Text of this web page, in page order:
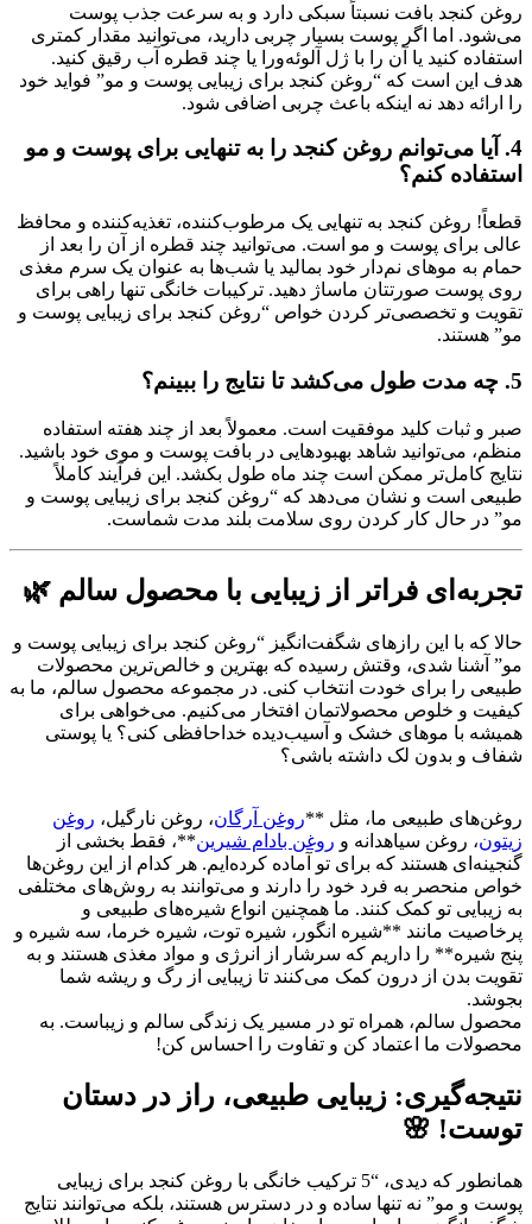
روغن کنجد بافت نسبتاً سبکی دارد و به سرعت جذب پوست
می‌شود. اما اگر پوست بسیار چربی دارید، می‌توانید مقدار کمتری
استفاده کنید یا آن را با ژل آلوئه‌ورا یا چند قطره آب رقیق کنید.
هدف این است که “روغن کنجد برای زیبایی پوست و مو” فواید خود
را ارائه دهد نه اینکه باعث چربی اضافی شود.
4. آیا می‌توانم روغن کنجد را به تنهایی برای پوست و مو
استفاده کنم؟
قطعاً! روغن کنجد به تنهایی یک مرطوب‌کننده، تغذیه‌کننده و محافظ
عالی برای پوست و مو است. می‌توانید چند قطره از آن را بعد از
حمام به موهای نم‌دار خود بمالید یا شب‌ها به عنوان یک سرم مغذی
روی پوست صورتتان ماساژ دهید. ترکیبات خانگی تنها راهی برای
تقویت و تخصصی‌تر کردن خواص “روغن کنجد برای زیبایی پوست و
مو” هستند.
5. چه مدت طول می‌کشد تا نتایج را ببینم؟
صبر و ثبات کلید موفقیت است. معمولاً بعد از چند هفته استفاده
منظم، می‌توانید شاهد بهبودهایی در بافت پوست و موی خود باشید.
نتایج کامل‌تر ممکن است چند ماه طول بکشد. این فرآیند کاملاً
طبیعی است و نشان می‌دهد که “روغن کنجد برای زیبایی پوست و
مو” در حال کار کردن روی سلامت بلند مدت شماست.
تجربه‌ای فراتر از زیبایی با محصول سالم 🌿
حالا که با این رازهای شگفت‌انگیز “روغن کنجد برای زیبایی پوست و
مو” آشنا شدی، وقتش رسیده که بهترین و خالص‌ترین محصولات
طبیعی را برای خودت انتخاب کنی. در مجموعه محصول سالم، ما به
کیفیت و خلوص محصولاتمان افتخار می‌کنیم. می‌خواهی برای
همیشه با موهای خشک و آسیب‌دیده خداحافظی کنی؟ یا پوستی
شفاف و بدون لک داشته باشی؟
روغن‌های طبیعی ما، مثل **روغن آرگان، روغن نارگیل، روغن
زیتون، روغن سیاهدانه و روغن بادام شیرین**، فقط بخشی از
گنجینه‌ای هستند که برای تو آماده کرده‌ایم. هر کدام از این روغن‌ها
خواص منحصر به فرد خود را دارند و می‌توانند به روش‌های مختلفی
به زیبایی تو کمک کنند. ما همچنین انواع شیره‌های طبیعی و
پرخاصیت مانند **شیره انگور، شیره توت، شیره خرما، سه شیره و
پنج شیره** را داریم که سرشار از انرژی و مواد مغذی هستند و به
تقویت بدن از درون کمک می‌کنند تا زیبایی از رگ و ریشه شما
بجوشد.
محصول سالم، همراه تو در مسیر یک زندگی سالم و زیباست. به
محصولات ما اعتماد کن و تفاوت را احساس کن!
نتیجه‌گیری: زیبایی طبیعی، راز در دستان
توست! 🌸
همانطور که دیدی، “5 ترکیب خانگی با روغن کنجد برای زیبایی
پوست و مو” نه تنها ساده و در دسترس هستند، بلکه می‌توانند نتایج